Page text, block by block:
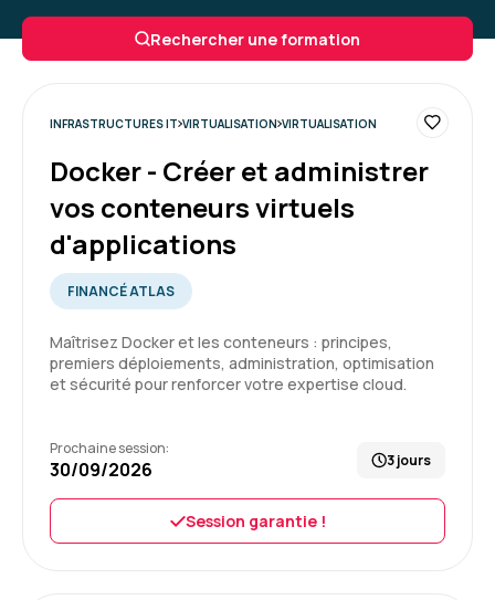
bien, le portail est complet et facile d'usage
Rayhanatou D.
Trois jours de formation intensive, animés par
un excellent formateur, à la fois pédagogue et
très à l'écoute.
Abderrahmane D. Le 06/07/2026
Rechercher une formation
INFRASTRUCTURES IT VIRTUALISATION VIRTUALISATION
Docker - Créer et administrer
vos conteneurs virtuels
d'applications
FINANCÉ ATLAS
Maîtrisez Docker et les conteneurs : principes,
premiers déploiements, administration, optimisation
et sécurité pour renforcer votre expertise cloud.
Prochaine session:
30/09/2026 3 jours
Session garantie !